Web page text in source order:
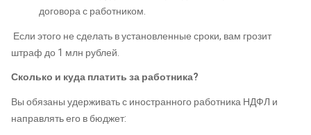
договора с работником.
Если этого не сделать в установленные сроки, вам грозит
штраф до 1 млн рублей.
Сколько и куда платить за работника?
Вы обязаны удерживать с иностранного работника НДФЛ и
направлять его в бюджет: